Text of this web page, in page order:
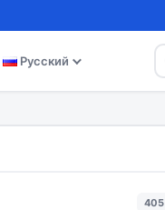
Русский
405